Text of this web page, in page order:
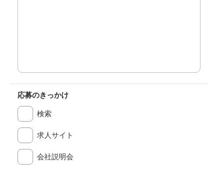
応募のきっかけ
検索
求人サイト
会社説明会